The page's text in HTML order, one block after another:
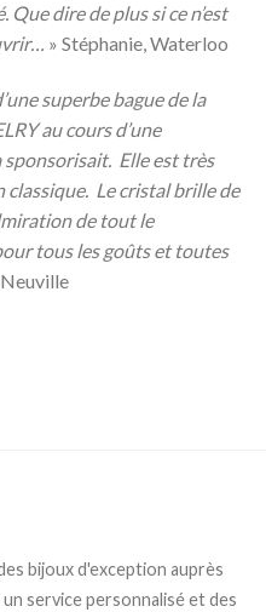
dire de plus si ce n’est
» Stéphanie, Waterloo
superbe bague de la
au cours d’une
Elle est très
Le cristal brille de
de tout le
tous les goûts et toutes
bijoux d'exception auprès
service personnalisé et des